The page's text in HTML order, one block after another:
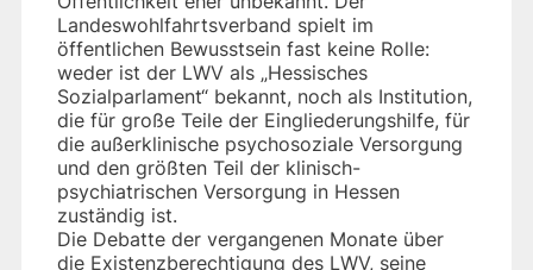
Landeswohlfahrtsverband spielt im
öffentlichen Bewusstsein fast keine Rolle:
weder ist der LWV als „Hessisches
Sozialparlament“ bekannt, noch als Institution,
die für große Teile der Eingliederungshilfe, für
die außerklinische psychosoziale Versorgung
und den größten Teil der klinisch-
psychiatrischen Versorgung in Hessen
zuständig ist.
Die Debatte der vergangenen Monate über
die Existenzberechtigung des LWV, seine